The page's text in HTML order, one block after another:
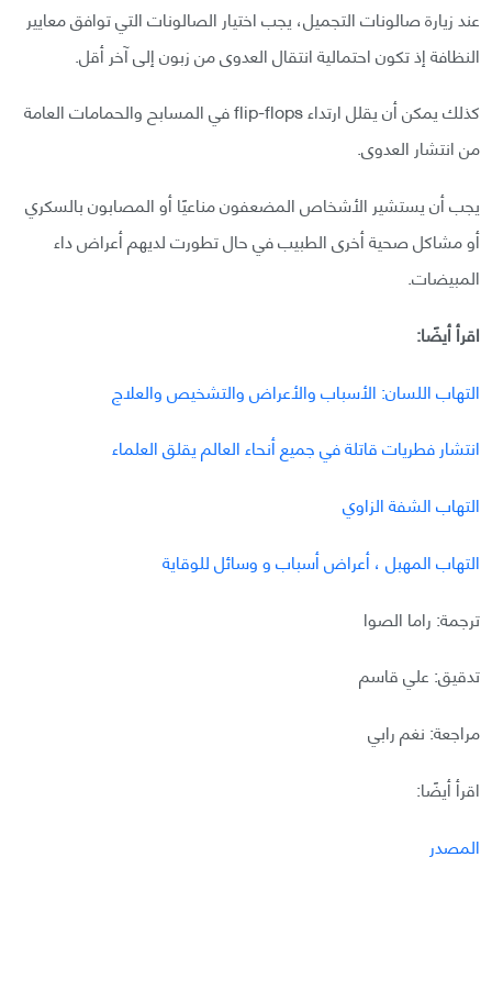
عند زيارة صالونات التجميل، يجب اختيار الصالونات التي توافق معايير
النظافة إذ تكون احتمالية انتقال العدوى من زبون إلى آخر أقل.
كذلك يمكن أن يقلل ارتداء flip-flops في المسابح والحمامات العامة
من انتشار العدوى.
يجب أن يستشير الأشخاص المضعفون مناعيًا أو المصابون بالسكري
أو مشاكل صحية أخرى الطبيب في حال تطورت لديهم أعراض داء
المبيضات.
اقرأ أيضًا:
التهاب اللسان: الأسباب والأعراض والتشخيص والعلاج
انتشار فطريات قاتلة في جميع أنحاء العالم يقلق العلماء
التهاب الشفة الزاوي
التهاب المهبل ، أعراض أسباب و وسائل للوقاية
ترجمة: راما الصوا
تدقيق: علي قاسم
مراجعة: نغم رابي
اقرأ أيضًا:
المصدر